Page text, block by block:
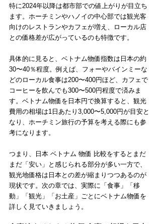
特に2024年以降は都市部での値上がりが目立ち
ます。ホーチミンやハノイの中心部では観光客
向けのレストランやカフェが増え、ローカル店
との価格差が広がっているのも特徴です。
具体的に見ると、ベトナム物価指数は日本の約
30〜40％程度。例えば、フォーやバインミーな
どのローカル食事は200〜400円ほど、カフェで
コーヒーを飲んでも300〜500円程度で済みま
す。ベトナム物価を日本円で換算すると、観光
費用の相場は1日あたり3,000〜5,000円が目安と
なり、ホーチミン旅行の予算を考える際にも参
考になります。
つまり、日本 ベトナム 物価 比較をするとまだ
まだ「安い」と感じられる部分が多い一方で、
観光地価格は日本との差が縮まりつつあるのが
現状です。次の章では、実際に「食事」「移
動」「観光」「お土産」ごとにベトナム物価を
詳しく見ていきましょう。